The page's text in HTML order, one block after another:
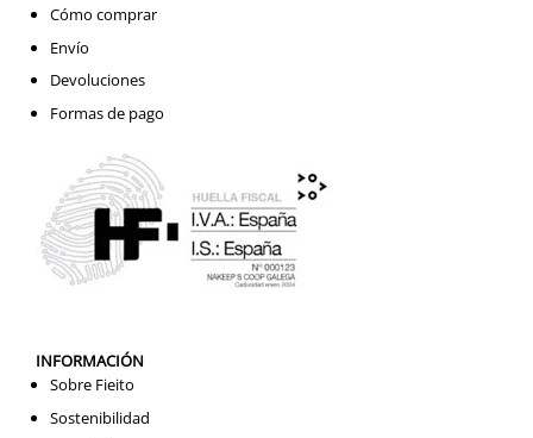
Cómo comprar
Envío
Devoluciones
Formas de pago
INFORMACIÓN
Sobre Fieito
Sostenibilidad